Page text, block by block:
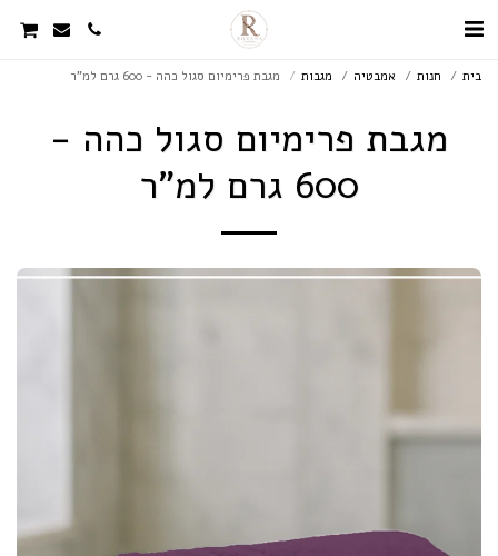
בית חנות אמבטיה מגבות מגבת פרימיום סגול כהה - 600 גרם למ"ר
מגבת פרימיום סגול כהה -
600 גרם למ"ר